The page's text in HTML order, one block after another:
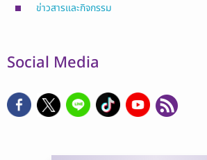
ข่าวสารและกิจกรรม
Social Media